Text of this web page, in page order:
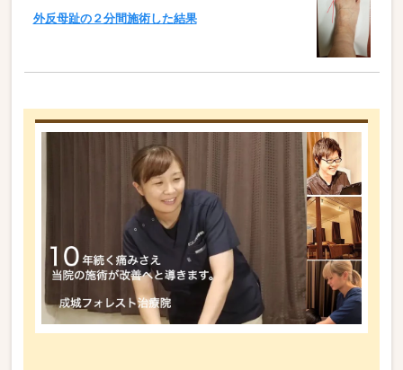
外反母趾の２分間施術した結果